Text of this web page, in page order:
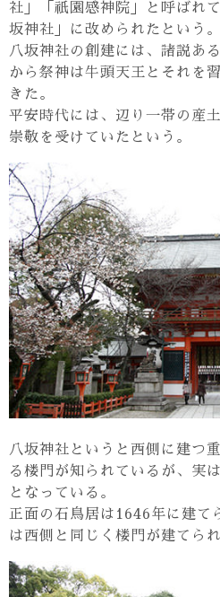
社」「祇園感神院」と呼ばれ
坂神社」に改められたという。
八坂神社の創建には、諸説あ
から祭神は牛頭天王とそれを
きた。
平安時代には、辺り一帯の産
崇敬を受けていたという。
八坂神社というと西側に建つ
る楼門が知られているが、実
となっている。
正面の石鳥居は1646年に建て
は西側と同じく楼門が建てら